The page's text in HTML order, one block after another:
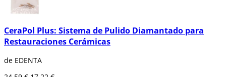
CeraPol Plus: Sistema de Pulido Diamantado para
Restauraciones Cerámicas
de EDENTA